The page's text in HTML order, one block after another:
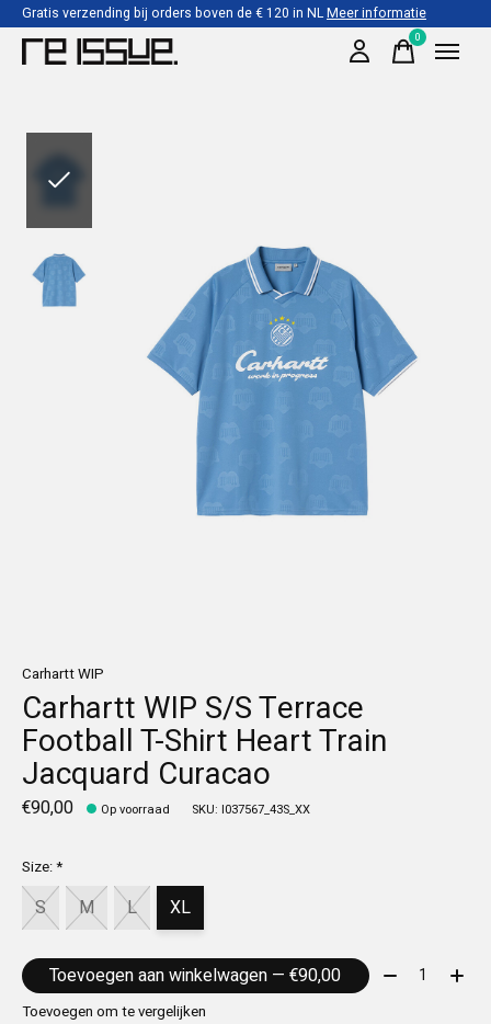
Gratis verzending bij orders boven de € 120 in NLMeer informatie
0items
Carhartt WIP
Carhartt WIP S/S Terrace
Football T-Shirt Heart Train
Jacquard Curacao
€90,00 Op voorraad SKU: I037567_43S_XX
Size:*
S M L XL
Toevoegen aan winkelwagen — €90,00 Aantal:
Toevoegen om te vergelijken